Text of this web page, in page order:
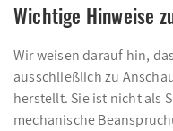
Wichtige Hinweise
Wir weisen darauf hin,
ausschließlich zu
herstellt. Sie ist nicht als
mechanische